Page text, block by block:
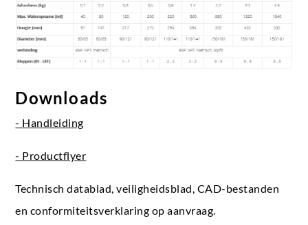
Downloads
- Handleiding
- Productflyer
Technisch datablad, veiligheidsblad, CAD-bestanden
en conformiteitsverklaring op aanvraag.